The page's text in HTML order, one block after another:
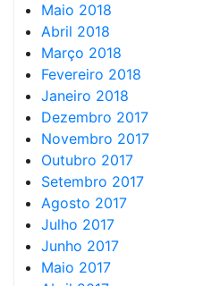
Maio 2018
Abril 2018
Março 2018
Fevereiro 2018
Janeiro 2018
Dezembro 2017
Novembro 2017
Outubro 2017
Setembro 2017
Agosto 2017
Julho 2017
Junho 2017
Maio 2017